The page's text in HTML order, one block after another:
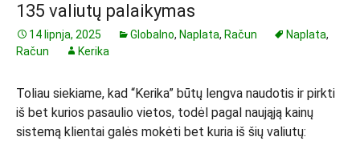
135 valiutų palaikymas
14 lipnja, 2025 Globalno, Naplata, Račun Naplata,
Račun
Kerika
Toliau siekiame, kad “Kerika” būtų lengva naudotis ir pirkti
iš bet kurios pasaulio vietos, todėl pagal naująją kainų
sistemą klientai galės mokėti bet kuria iš šių valiutų: